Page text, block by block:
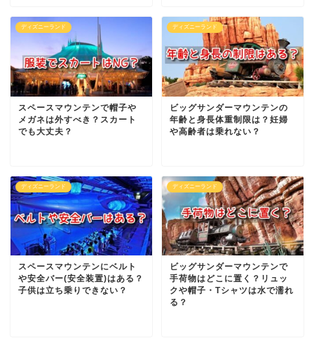
ディズニーランド
スペースマウンテンで帽子や
メガネは外すべき？スカート
でも大丈夫？
ディズニーランド
ビッグサンダーマウンテンの
年齢と身長体重制限は？妊婦
や高齢者は乗れない？
ディズニーランド
スペースマウンテンにベルト
や安全バー(安全装置)はある？
子供は立ち乗りできない？
ディズニーランド
ビッグサンダーマウンテンで
手荷物はどこに置く？リュッ
クや帽子・Tシャツは水で濡れ
る？